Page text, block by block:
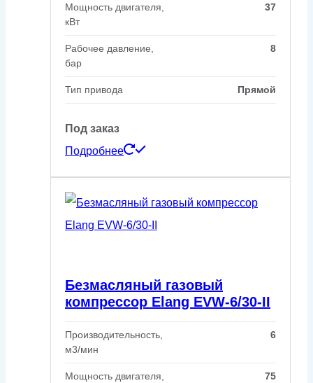
Мощность двигателя,
кВт
37
Рабочее давление,
бар
8
Тип привода Прямой
Под заказ
Подробнее
Безмасляный газовый
компрессор Elang EVW-6/30-II
Производительность,
м3/мин
6
Мощность двигателя,
75